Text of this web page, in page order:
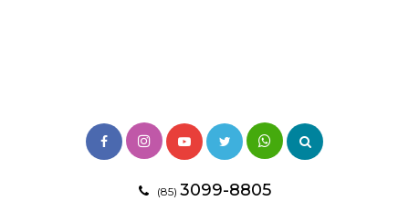
(85) 3099-8805